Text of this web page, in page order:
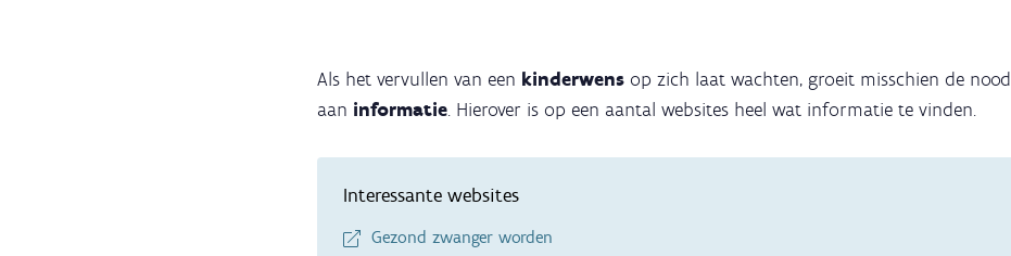
Als het vervullen van een kinderwens op zich laat wachten, groeit misschien de nood
aan informatie. Hierover is op een aantal websites heel wat informatie te vinden.
Interessante websites
Gezond zwanger worden